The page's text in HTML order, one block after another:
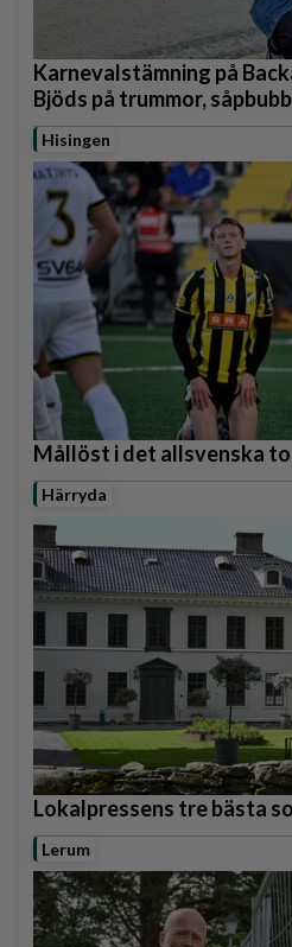
Karnevalstämning på
Bjöds på trummor,
Hisingen
Mållöst i det allsvenska
Härryda
Lokalpressens tre bästa
Lerum